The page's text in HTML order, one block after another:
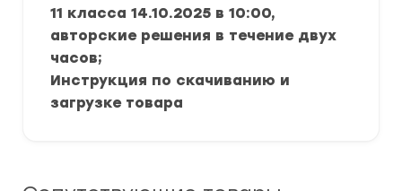
11 класса 14.10.2025 в 10:00,
авторские решения в течение двух
часов;
Инструкция по скачиванию и
загрузке товара